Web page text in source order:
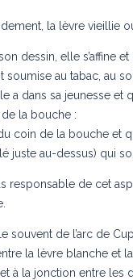
la lèvre vieillie
dessin, elle s’affine
soumise au tabac, au
a dans sa jeunesse et
la bouche :
coin de la bouche et
juste au-dessus) qui
responsable de cet
souvent de l’arc de
la lèvre blanche
à la jonction entre les